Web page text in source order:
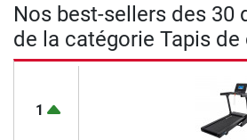
Nos best-sellers des 30
de la catégorie Tapis de
1